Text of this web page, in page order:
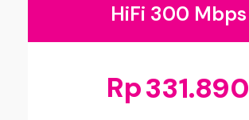
HiFi 300 Mbps
Rp331.890